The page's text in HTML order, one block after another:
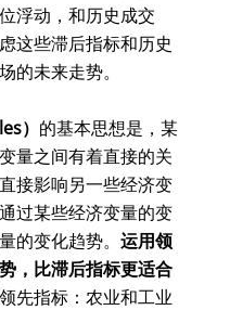
浮动，和历史成交
这些滞后指标和历史
的未来走势。
） 的基本思想是，某
量之间有着直接的关
接影响另一些经济变
过某些经济变量的变
的变化趋势。 运用领
，比滞后指标更适合
先指标：农业和工业